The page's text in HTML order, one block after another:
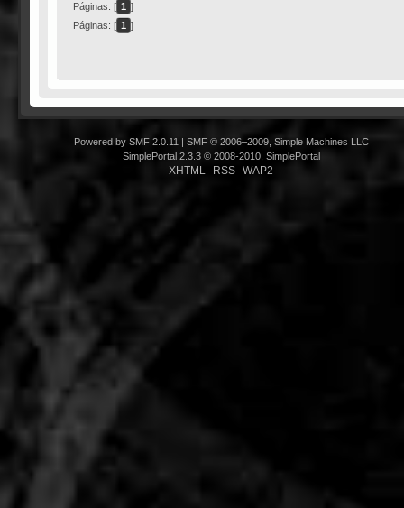
Páginas: [ 1 ]
Páginas: [ 1 ]
Powered by SMF 2.0.11
SMF © 2006–2009, Simple Machines LLC
SimplePortal 2.3.3 © 2008-2010, SimplePortal
XHTML RSS WAP2